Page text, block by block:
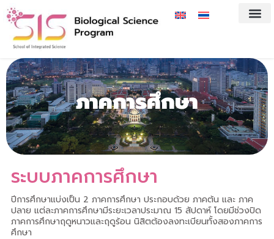
ภาคการศึกษา
ระบบภาคการศึกษา
ปีการศึกษาแบ่งเป็น 2 ภาคการศึกษา ประกอบด้วย ภาคต้น และ ภาค
ปลาย แต่ละภาคการศึกษามีระยะเวลาประมาณ 15 สัปดาห์ โดยมีช่วงปิด
ภาคการศึกษาฤดูหนาวและฤดูร้อน นิสิตต้องลงทะเบียนทั้งสองภาคการ
ศึกษา